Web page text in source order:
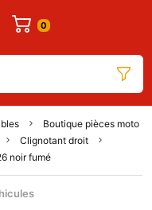
Boutique pièces moto
Clignotant droit
noir fumé